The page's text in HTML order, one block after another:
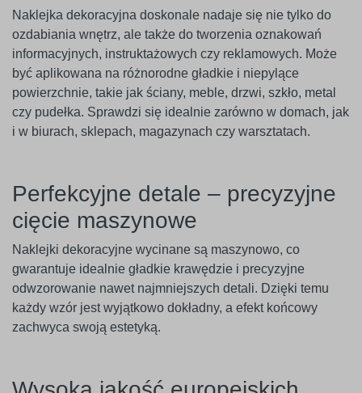
Naklejka dekoracyjna doskonale nadaje się nie tylko do
ozdabiania wnętrz, ale także do tworzenia oznakowań
informacyjnych, instruktażowych czy reklamowych. Może
być aplikowana na różnorodne gładkie i niepylące
powierzchnie, takie jak ściany, meble, drzwi, szkło, metal
czy pudełka. Sprawdzi się idealnie zarówno w domach, jak
i w biurach, sklepach, magazynach czy warsztatach.
Perfekcyjne detale – precyzyjne
cięcie maszynowe
Naklejki dekoracyjne wycinane są maszynowo, co
gwarantuje idealnie gładkie krawędzie i precyzyjne
odwzorowanie nawet najmniejszych detali. Dzięki temu
każdy wzór jest wyjątkowo dokładny, a efekt końcowy
zachwyca swoją estetyką.